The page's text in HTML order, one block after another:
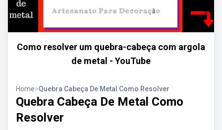
Como resolver um quebra-cabeça com argola
de metal - YouTube
Home>Quebra Cabeça De Metal Como Resolver
Quebra Cabeça De Metal Como
Resolver